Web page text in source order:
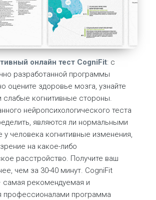
онлайн тест CogniFit: с
разработанной программы
оцените здоровье мозга, узнайте
слабые когнитивные стороны.
нейропсихологического теста
являются ли нормальными
у человека когнитивные изменения,
на какое-либо
расстройство. Получите ваш
чем за 30-40 минут. CogniFit
самая рекомендуемая и
профессионалами программа